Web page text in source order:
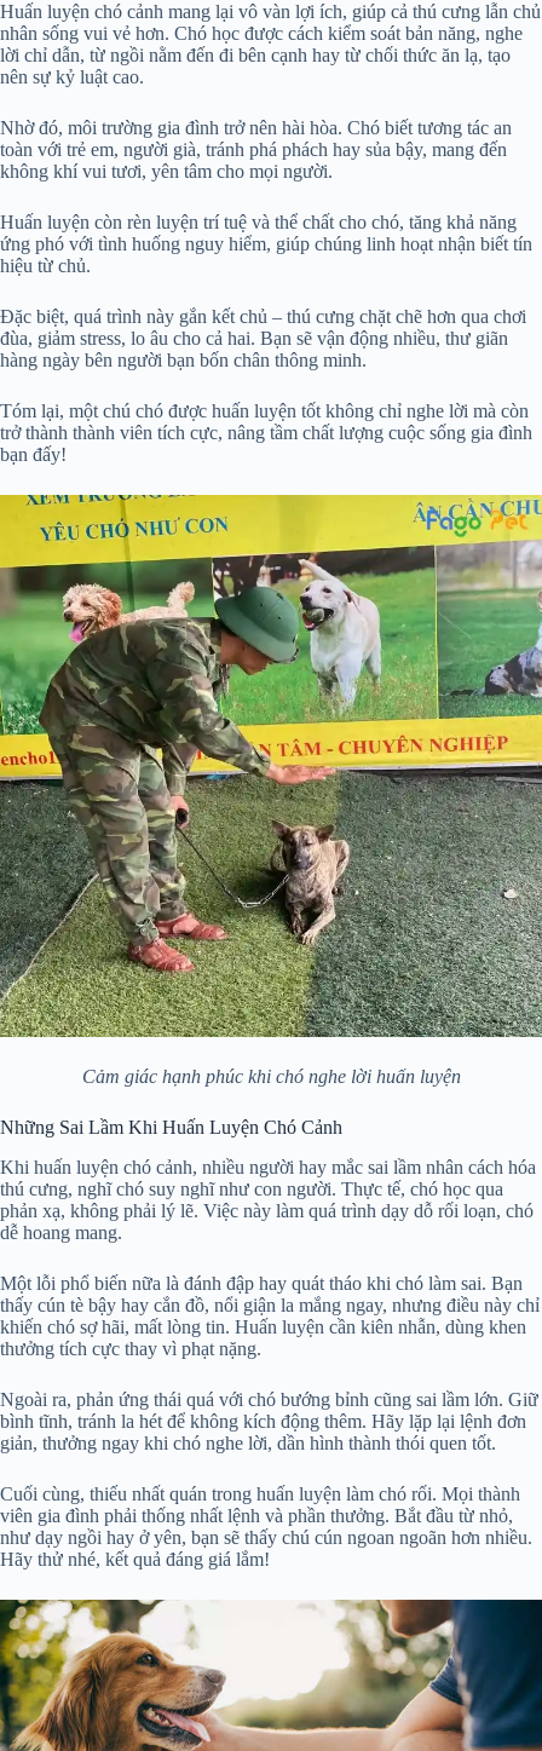
Huấn luyện chó cảnh mang lại vô vàn lợi ích, giúp cả thú cưng lẫn chủ
nhân sống vui vẻ hơn. Chó học được cách kiểm soát bản năng, nghe
lời chỉ dẫn, từ ngồi nằm đến đi bên cạnh hay từ chối thức ăn lạ, tạo
nên sự kỷ luật cao.
Nhờ đó, môi trường gia đình trở nên hài hòa. Chó biết tương tác an
toàn với trẻ em, người già, tránh phá phách hay sủa bậy, mang đến
không khí vui tươi, yên tâm cho mọi người.
Huấn luyện còn rèn luyện trí tuệ và thể chất cho chó, tăng khả năng
ứng phó với tình huống nguy hiểm, giúp chúng linh hoạt nhận biết tín
hiệu từ chủ.
Đặc biệt, quá trình này gắn kết chủ – thú cưng chặt chẽ hơn qua chơi
đùa, giảm stress, lo âu cho cả hai. Bạn sẽ vận động nhiều, thư giãn
hàng ngày bên người bạn bốn chân thông minh.
Tóm lại, một chú chó được huấn luyện tốt không chỉ nghe lời mà còn
trở thành thành viên tích cực, nâng tầm chất lượng cuộc sống gia đình
bạn đấy!
Cảm giác hạnh phúc khi chó nghe lời huấn luyện
Những Sai Lầm Khi Huấn Luyện Chó Cảnh
Khi huấn luyện chó cảnh, nhiều người hay mắc sai lầm nhân cách hóa
thú cưng, nghĩ chó suy nghĩ như con người. Thực tế, chó học qua
phản xạ, không phải lý lẽ. Việc này làm quá trình dạy dỗ rối loạn, chó
dễ hoang mang.
Một lỗi phổ biến nữa là đánh đập hay quát tháo khi chó làm sai. Bạn
thấy cún tè bậy hay cắn đồ, nổi giận la mắng ngay, nhưng điều này chỉ
khiến chó sợ hãi, mất lòng tin. Huấn luyện cần kiên nhẫn, dùng khen
thưởng tích cực thay vì phạt nặng.
Ngoài ra, phản ứng thái quá với chó bướng bỉnh cũng sai lầm lớn. Giữ
bình tĩnh, tránh la hét để không kích động thêm. Hãy lặp lại lệnh đơn
giản, thưởng ngay khi chó nghe lời, dần hình thành thói quen tốt.
Cuối cùng, thiếu nhất quán trong huấn luyện làm chó rối. Mọi thành
viên gia đình phải thống nhất lệnh và phần thưởng. Bắt đầu từ nhỏ,
như dạy ngồi hay ở yên, bạn sẽ thấy chú cún ngoan ngoãn hơn nhiều.
Hãy thử nhé, kết quả đáng giá lắm!